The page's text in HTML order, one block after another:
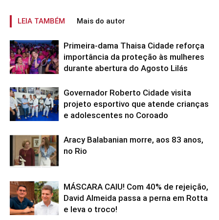
LEIA TAMBÉM Mais do autor
Primeira-dama Thaisa Cidade reforça
importância da proteção às mulheres
durante abertura do Agosto Lilás
Governador Roberto Cidade visita
projeto esportivo que atende crianças
e adolescentes no Coroado
Aracy Balabanian morre, aos 83 anos,
no Rio
MÁSCARA CAIU! Com 40% de rejeição,
David Almeida passa a perna em Rotta
e leva o troco!